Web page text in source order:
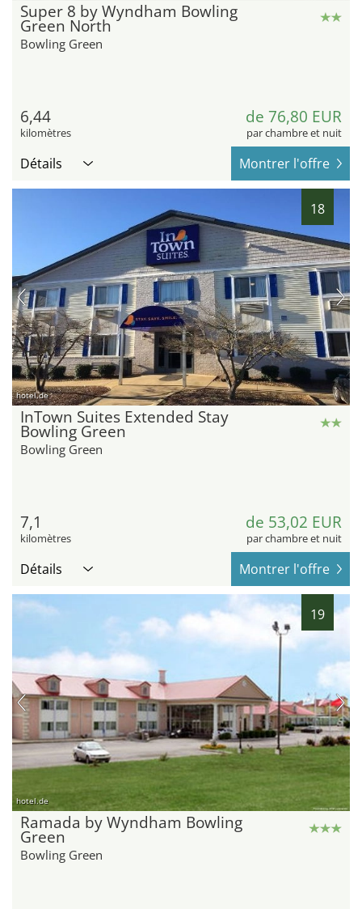
Super 8 by Wyndham Bowling
Green North
Bowling Green
6,44
kilomètres
de 76,80 EUR
par chambre et nuit
Détails Montrer l'offre
18
hotel.de
InTown Suites Extended Stay
Bowling Green
Bowling Green
7,1
kilomètres
de 53,02 EUR
par chambre et nuit
Détails Montrer l'offre
19
hotel.de
Ramada by Wyndham Bowling
Green
Bowling Green